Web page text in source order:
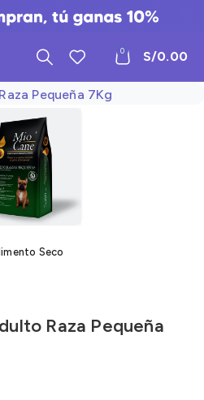
0 S/0.00
Seco
Raza Pequeña